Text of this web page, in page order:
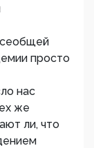
просто
нас
же
ли, что